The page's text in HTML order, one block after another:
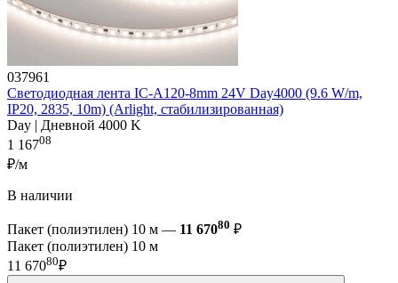
037961
Светодиодная лента IC-A120-8mm 24V Day4000 (9.6 W/m,
IP20, 2835, 10m) (Arlight, стабилизированная)
Day | Дневной 4000 K
1 16708
₽/м
В наличии
Пакет (полиэтилен) 10 м — 11 67080 ₽
Пакет (полиэтилен) 10 м
11 67080₽